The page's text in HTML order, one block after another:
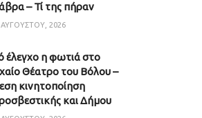
– Τί της πήραν
2026
έλεγχο η φωτιά στο
Θέατρο του Βόλου –
κινητοποίηση
και Δήμου